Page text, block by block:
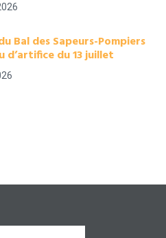
Bal des Sapeurs-Pompiers
d’artifice du 13 juillet